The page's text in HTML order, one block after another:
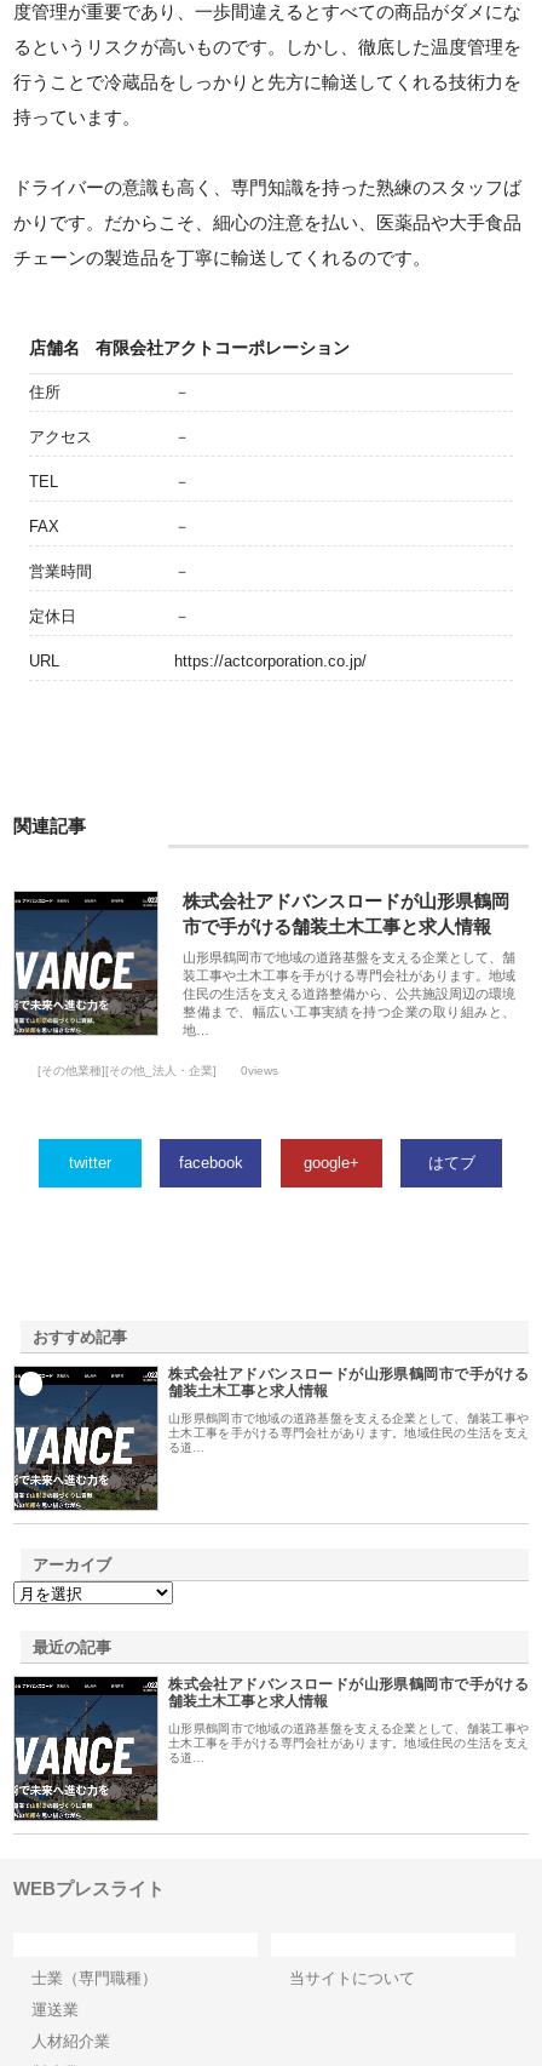
度管理が重要であり、一歩間違えるとすべての商品がダメにな
るというリスクが高いものです。しかし、徹底した温度管理を
行うことで冷蔵品をしっかりと先方に輸送してくれる技術力を
持っています。
ドライバーの意識も高く、専門知識を持った熟練のスタッフば
かりです。だからこそ、細心の注意を払い、医薬品や大手食品
チェーンの製造品を丁寧に輸送してくれるのです。
店舗名 有限会社アクトコーポレーション
住所 －
アクセス －
TEL －
FAX －
営業時間 －
定休日 －
URL https://actcorporation.co.jp/
関連記事
株式会社アドバンスロードが山形県鶴岡
市で手がける舗装土木工事と求人情報
山形県鶴岡市で地域の道路基盤を支える企業として、舗
装工事や土木工事を手がける専門会社があります。地域
住民の生活を支える道路整備から、公共施設周辺の環境
整備まで、幅広い工事実績を持つ企業の取り組みと、
地…
[その他業種][その他_法人・企業] 0views
twitter facebook google+ はてブ
おすすめ記事
株式会社アドバンスロードが山形県鶴岡市で手がける
舗装土木工事と求人情報
山形県鶴岡市で地域の道路基盤を支える企業として、舗装工事や
土木工事を手がける専門会社があります。地域住民の生活を支え
る道…
アーカイブ
最近の記事
株式会社アドバンスロードが山形県鶴岡市で手がける
舗装土木工事と求人情報
山形県鶴岡市で地域の道路基盤を支える企業として、舗装工事や
土木工事を手がける専門会社があります。地域住民の生活を支え
る道…
WEBプレスライト
士業（専門職種）
運送業
人材紹介業
当サイトについて